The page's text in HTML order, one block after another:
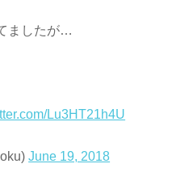
ましたが…
Lu3HT21h4U
June 19, 2018